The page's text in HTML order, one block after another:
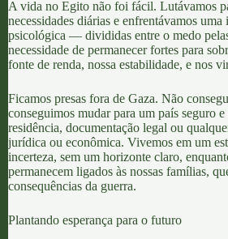
A vida no Egito não foi fácil. Lutávamos
necessidades diárias e enfrentávamos uma
psicológica — divididas entre o medo
necessidade de permanecer fortes para
fonte de renda, nossa estabilidade, e nos
Ficamos presas fora de Gaza. Não
conseguimos mudar para um país seguro
residência, documentação legal ou
jurídica ou econômica. Vivemos em um
incerteza, sem um horizonte claro,
permanecem ligados às nossas famílias,
consequências da guerra.
Plantando esperança para o futuro